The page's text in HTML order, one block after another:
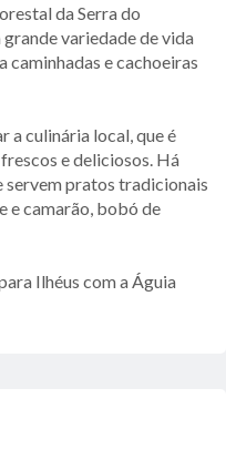
da Serra do
variedade de vida
caminhadas e cachoeiras
a culinária local, que é
e deliciosos. Há
servem pratos tradicionais
e camarão, bobó de
Ilhéus com a Águia